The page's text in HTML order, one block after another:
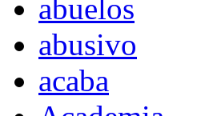
abuelos
abusivo
acaba